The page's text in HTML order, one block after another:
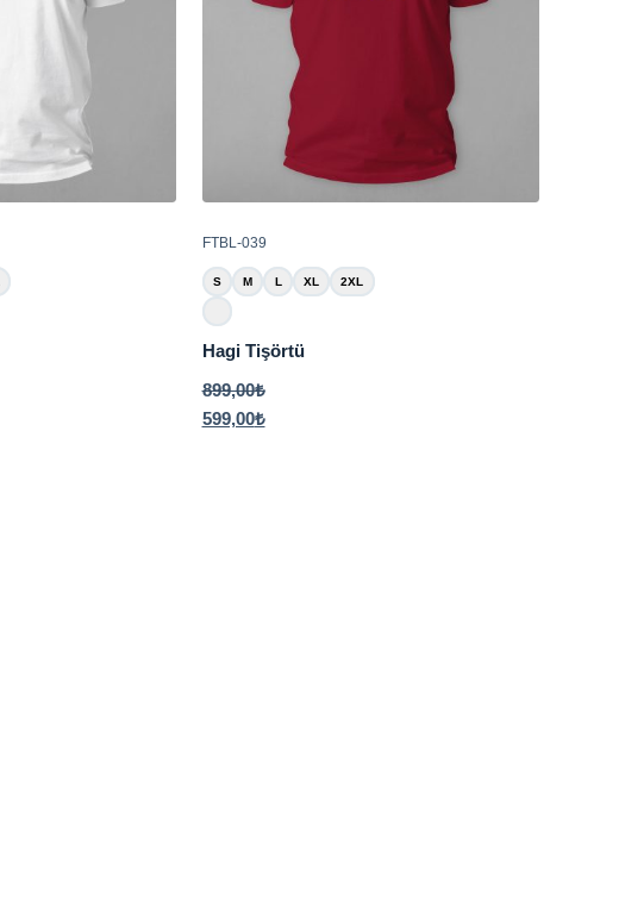
FTBL-039
S M L XL 2XL
Hagi Tişörtü
899,00₺
599,00₺